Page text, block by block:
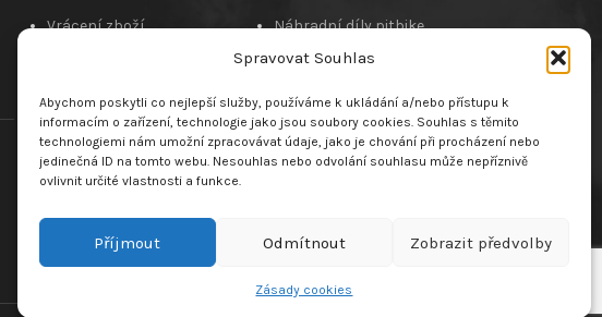
Spravovat Souhlas
Abychom poskytli co nejlepší služby, používáme k ukládání a/nebo přístupu k
informacím o zařízení, technologie jako jsou soubory cookies. Souhlas s těmito
technologiemi nám umožní zpracovávat údaje, jako je chování při procházení nebo
jedinečná ID na tomto webu. Nesouhlas nebo odvolání souhlasu může nepříznivě
ovlivnit určité vlastnosti a funkce.
Příjmout Odmítnout Zobrazit předvolby
Zásady cookies
Vrácení zboží
Blog
Zpětný odběr výrobků s
ukončenou životností
Zásady cookies (EU)
Náhradní díly pitbike
Náhradní díly pitbike
O nás
Dealeři
Kontaktujte nás